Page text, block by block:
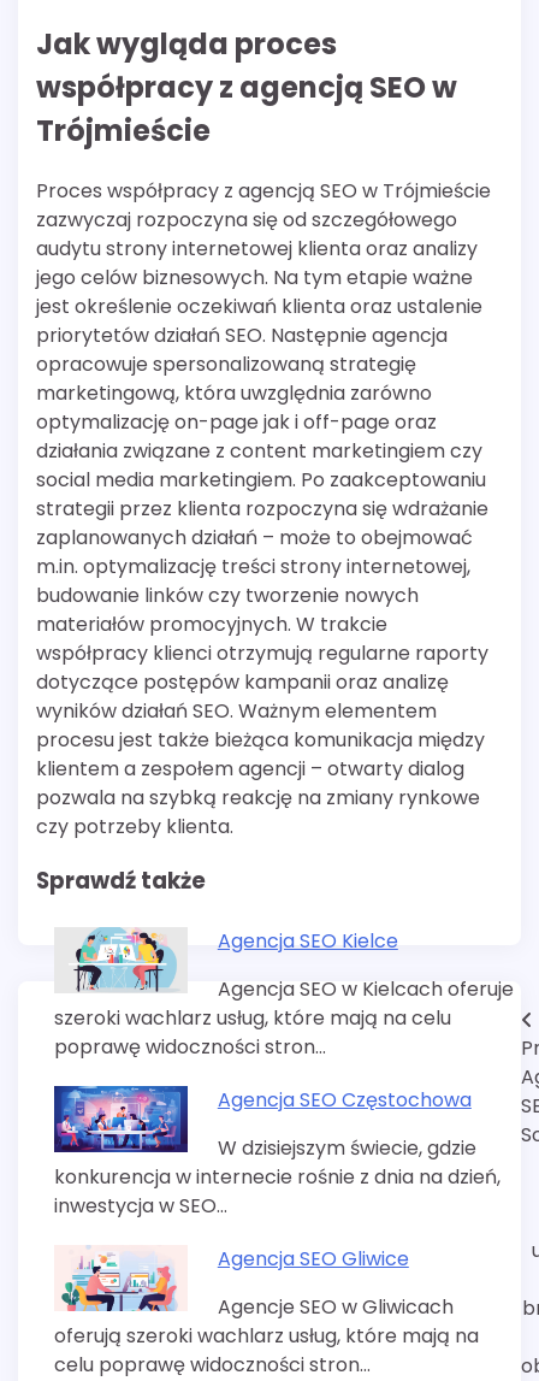
Jak wygląda proces
współpracy z agencją SEO w
Trójmieście
Proces współpracy z agencją SEO w Trójmieście
zazwyczaj rozpoczyna się od szczegółowego
audytu strony internetowej klienta oraz analizy
jego celów biznesowych. Na tym etapie ważne
jest określenie oczekiwań klienta oraz ustalenie
priorytetów działań SEO. Następnie agencja
opracowuje spersonalizowaną strategię
marketingową, która uwzględnia zarówno
optymalizację on-page jak i off-page oraz
działania związane z content marketingiem czy
social media marketingiem. Po zaakceptowaniu
strategii przez klienta rozpoczyna się wdrażanie
zaplanowanych działań – może to obejmować
m.in. optymalizację treści strony internetowej,
budowanie linków czy tworzenie nowych
materiałów promocyjnych. W trakcie
współpracy klienci otrzymują regularne raporty
dotyczące postępów kampanii oraz analizę
wyników działań SEO. Ważnym elementem
procesu jest także bieżąca komunikacja między
klientem a zespołem agencji – otwarty dialog
pozwala na szybką reakcję na zmiany rynkowe
czy potrzeby klienta.
Sprawdź także
Agencja SEO Kielce
Agencja SEO w Kielcach oferuje
szeroki wachlarz usług, które mają na celu
poprawę widoczności stron…
Agencja SEO Częstochowa
W dzisiejszym świecie, gdzie
konkurencja w internecie rośnie z dnia na dzień,
inwestycja w SEO…
Agencja SEO Gliwice
Agencje SEO w Gliwicach
oferują szeroki wachlarz usług, które mają na
celu poprawę widoczności stron…
Nawigacja
wpisu